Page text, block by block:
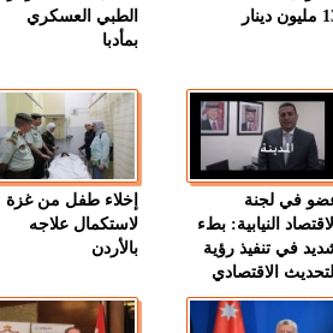
دينار
الطبي العسكري
بمأدبا
في لجنة
الاقتصاد النيابية: بطء
في تنفيذ رؤية
التحديث الاقتصادي
إخلاء طفل من غزة
لاستكمال علاجه
بالأردن